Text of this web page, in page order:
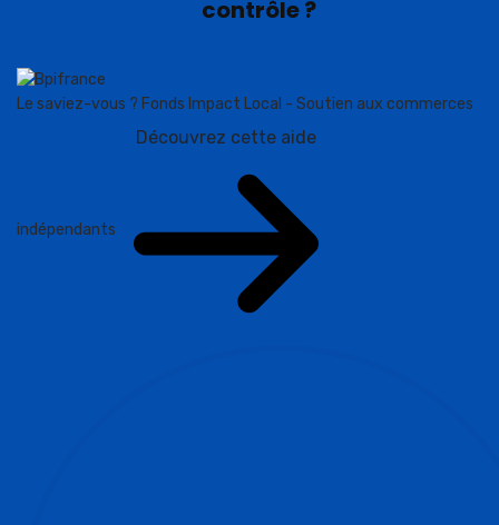
contrôle ?
Le saviez-vous ? Fonds Impact Local - Soutien aux commerces
indépendants
Découvrez cette aide